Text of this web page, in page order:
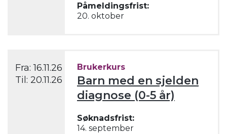
Påmeldingsfrist:
20. oktober
Fra:16.11.26
Til: 20.11.26
Brukerkurs
Barn med en sjelden
diagnose (0-5 år)
Søknadsfrist:
14. september